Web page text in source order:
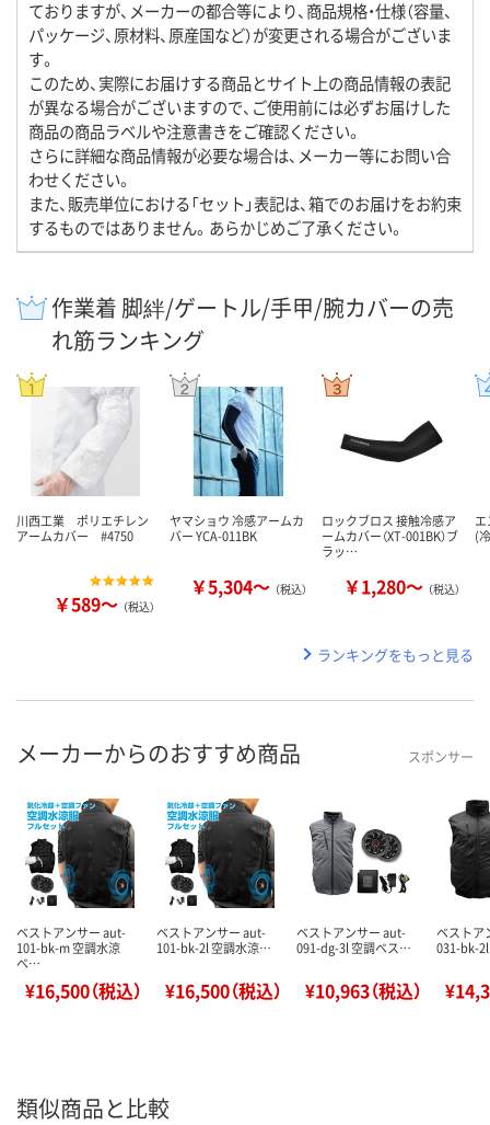
ておりますが、メーカーの都合等により、商品規格・仕様（容量、
パッケージ、原材料、原産国など）が変更される場合がございま
す。
このため、実際にお届けする商品とサイト上の商品情報の表記
が異なる場合がございますので、ご使用前には必ずお届けした
商品の商品ラベルや注意書きをご確認ください。
さらに詳細な商品情報が必要な場合は、メーカー等にお問い合
わせください。
また、販売単位における「セット」表記は、箱でのお届けをお約束
するものではありません。あらかじめご了承ください。
作業着 脚絆/ゲートル/手甲/腕カバーの売
れ筋ランキング
川西工業 ポリエチレン
アームカバー #4750
￥589～ （税込）
ヤマショウ 冷感アームカ
バー YCA-011BK
￥5,304～ （税込）
ロックブロス 接触冷感ア
ームカバー（XT-001BK）ブ
ラッ…
￥1,280～ （税込）
(
ランキングをもっと見る
メーカーからのおすすめ商品 スポンサー
ベストアンサー aut-
101-bk-m 空調水涼
ベ…
¥16,500（税込）
ベストアンサー aut-
101-bk-2l 空調水涼…
¥16,500（税込）
ベストアンサー aut-
091-dg-3l 空調ベス…
¥10,963（税込）
ベストア
031-bk-
類似商品と比較